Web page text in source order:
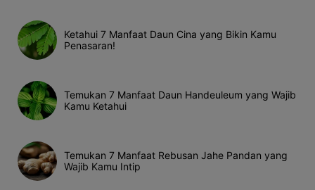
Ketahui 7 Manfaat Daun Cina yang Bikin Kamu
Penasaran!
Temukan 7 Manfaat Daun Handeuleum yang Wajib
Kamu Ketahui
Temukan 7 Manfaat Rebusan Jahe Pandan yang
Wajib Kamu Intip